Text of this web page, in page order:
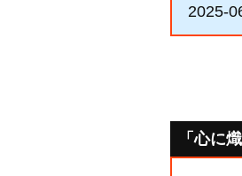
2025-
「心に